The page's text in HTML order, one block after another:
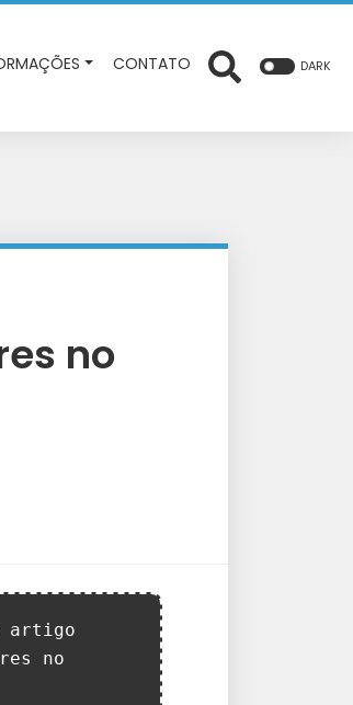
CONTATO DARK
no
artigo
no